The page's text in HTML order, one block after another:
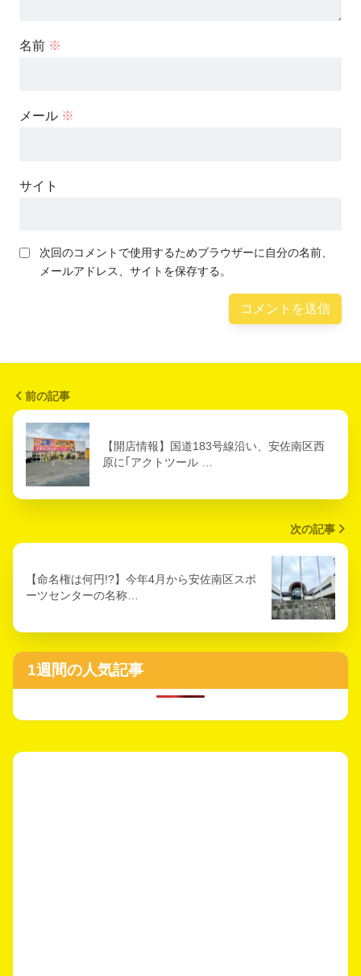
名前 ※
メール ※
サイト
次回のコメントで使用するためブラウザーに自分の名前、
メールアドレス、サイトを保存する。
前の記事
【開店情報】国道183号線沿い、安佐南区西
原に｢アクトツール …
次の記事
【命名権は何円!?】今年4月から安佐南区スポ
ーツセンターの名称…
1週間の人気記事